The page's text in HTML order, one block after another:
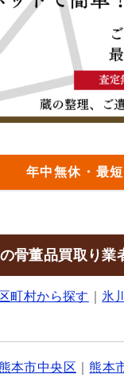
年中無休・最短
骨董品買取り業
町村から探す 氷
本市中央区 ｜熊本